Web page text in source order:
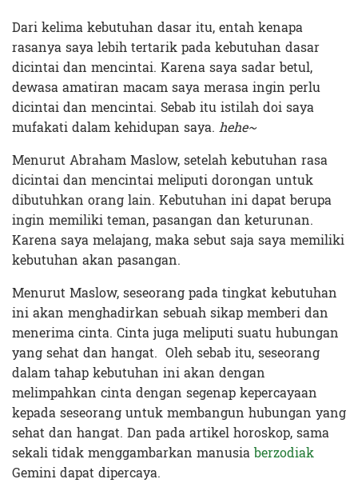
Dari kelima kebutuhan dasar itu, entah kenapa
rasanya saya lebih tertarik pada kebutuhan dasar
dicintai dan mencintai. Karena saya sadar betul,
dewasa amatiran macam saya merasa ingin perlu
dicintai dan mencintai. Sebab itu istilah doi saya
mufakati dalam kehidupan saya. hehe~
Menurut Abraham Maslow, setelah kebutuhan rasa
dicintai dan mencintai meliputi dorongan untuk
dibutuhkan orang lain. Kebutuhan ini dapat berupa
ingin memiliki teman, pasangan dan keturunan.
Karena saya melajang, maka sebut saja saya memiliki
kebutuhan akan pasangan.
Menurut Maslow, seseorang pada tingkat kebutuhan
ini akan menghadirkan sebuah sikap memberi dan
menerima cinta. Cinta juga meliputi suatu hubungan
yang sehat dan hangat. Oleh sebab itu, seseorang
dalam tahap kebutuhan ini akan dengan
melimpahkan cinta dengan segenap kepercayaan
kepada seseorang untuk membangun hubungan yang
sehat dan hangat. Dan pada artikel horoskop, sama
sekali tidak menggambarkan manusiaberzodiak
Gemini dapat dipercaya.